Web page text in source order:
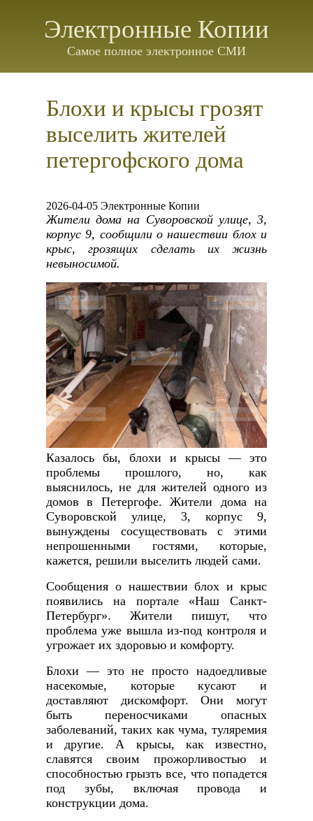
Электронные Копии
Самое полное электронное СМИ
Блохи и крысы грозят
выселить жителей
петергофского дома
2026-04-05 Электронные Копии
Жители дома на Суворовской улице, 3,
корпус 9, сообщили о нашествии блох и
крыс, грозящих сделать их жизнь
невыносимой.
Казалось бы, блохи и крысы — это
проблемы прошлого, но, как
выяснилось, не для жителей одного из
домов в Петергофе. Жители дома на
Суворовской улице, 3, корпус 9,
вынуждены сосуществовать с этими
непрошенными гостями, которые,
кажется, решили выселить людей сами.
Сообщения о нашествии блох и крыс
появились на портале «Наш Санкт-
Петербург». Жители пишут, что
проблема уже вышла из-под контроля и
угрожает их здоровью и комфорту.
Блохи — это не просто надоедливые
насекомые, которые кусают и
доставляют дискомфорт. Они могут
быть переносчиками опасных
заболеваний, таких как чума, туляремия
и другие. А крысы, как известно,
славятся своим прожорливостью и
способностью грызть все, что попадется
под зубы, включая провода и
конструкции дома.